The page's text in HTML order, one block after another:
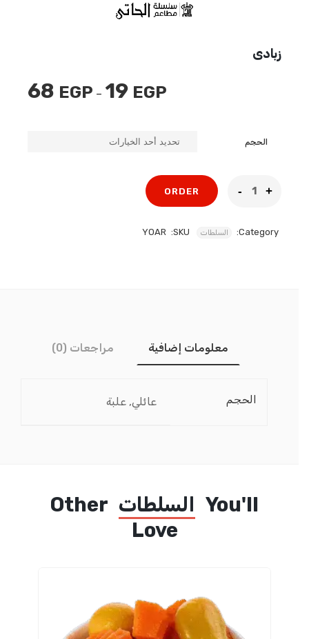
زبادى
19 EGP
–
68 EGP
الحجم
ORDER
Category: السلطات SKU:
YOAR
معلومات إضافية مراجعات (0)
الحجم عائلي, علبة
Other السلطات You'll
Love